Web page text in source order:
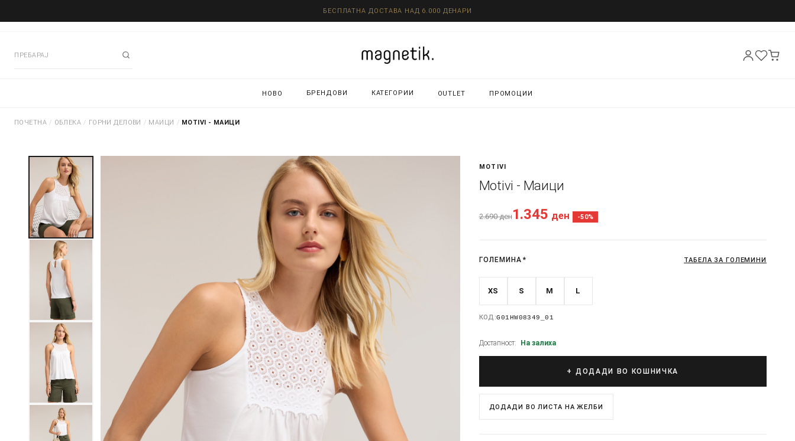
БЕСПЛАТНА ДОСТАВА НАД 6.000 ДЕНАРИ
НОВО БРЕНДОВИ КАТЕГОРИИ OUTLET ПРОМОЦИИ
ПОЧЕТНА / ОБЛЕКА / ГОРНИ ДЕЛОВИ / МАИЦИ / MOTIVI - МАИЦИ
MOTIVI
Motivi - Маици
2.690ден1.345 ден -50%
ГОЛЕМИНА * ТАБЕЛА ЗА ГОЛЕМИНИ
XS S M L
КОД:G01HW08349_01
Достапност: На залиха
+ ДОДАДИ ВО КОШНИЧКА
ДОДАДИ ВО ЛИСТА НА ЖЕЛБИ